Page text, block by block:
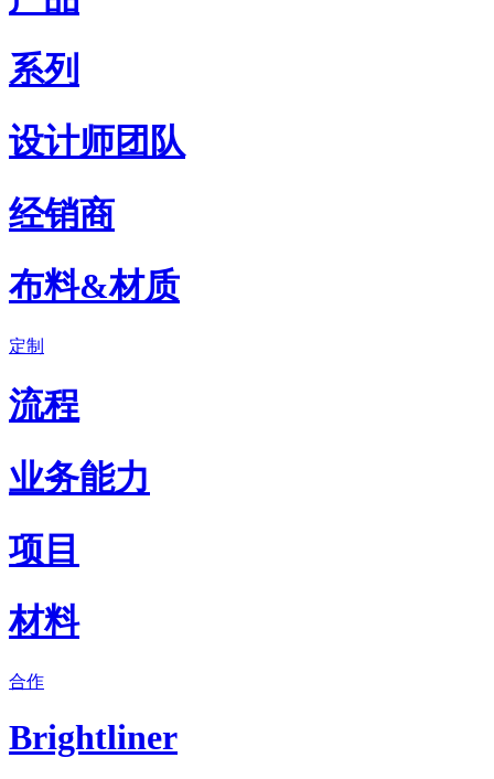
系列
设计师团队
经销商
布料&材质
定制
流程
业务能力
项目
材料
合作
Brightliner